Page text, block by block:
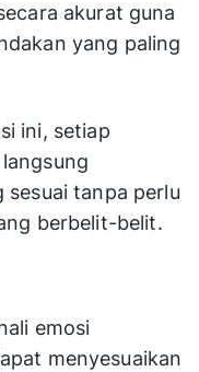
akurat guna
yang paling
ini, setiap
sesuai tanpa perlu
berbelit-belit.
emosi
menyesuaikan